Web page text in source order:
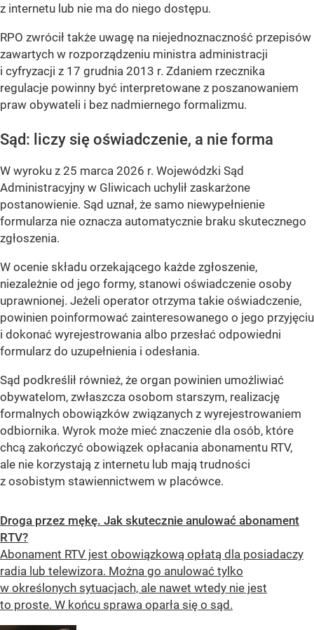
z internetu lub nie ma do niego dostępu.
RPO zwrócił także uwagę na niejednoznaczność przepisów
zawartych w rozporządzeniu ministra administracji
i cyfryzacji z 17 grudnia 2013 r. Zdaniem rzecznika
regulacje powinny być interpretowane z poszanowaniem
praw obywateli i bez nadmiernego formalizmu.
Sąd: liczy się oświadczenie, a nie forma
W wyroku z 25 marca 2026 r. Wojewódzki Sąd
Administracyjny w Gliwicach uchylił zaskarżone
postanowienie. Sąd uznał, że samo niewypełnienie
formularza nie oznacza automatycznie braku skutecznego
zgłoszenia.
W ocenie składu orzekającego każde zgłoszenie,
niezależnie od jego formy, stanowi oświadczenie osoby
uprawnionej. Jeżeli operator otrzyma takie oświadczenie,
powinien poinformować zainteresowanego o jego przyjęciu
i dokonać wyrejestrowania albo przesłać odpowiedni
formularz do uzupełnienia i odesłania.
Sąd podkreślił również, że organ powinien umożliwiać
obywatelom, zwłaszcza osobom starszym, realizację
formalnych obowiązków związanych z wyrejestrowaniem
odbiornika. Wyrok może mieć znaczenie dla osób, które
chcą zakończyć obowiązek opłacania abonamentu RTV,
ale nie korzystają z internetu lub mają trudności
z osobistym stawiennictwem w placówce.
Droga przez mękę. Jak skutecznie anulować abonament
RTV?
Abonament RTV jest obowiązkową opłatą dla posiadaczy
radia lub telewizora. Można go anulować tylko
w określonych sytuacjach, ale nawet wtedy nie jest
to proste. W końcu sprawa oparła się o sąd.